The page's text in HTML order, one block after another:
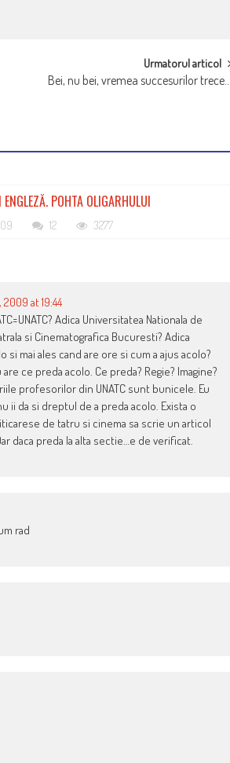
Urmatorul articol
Bei, nu bei, vremea succesurilor
POHTA OLIGARHULUI
12 3277
2009 at 19:44
Adica Universitatea Nationala de
si Cinematografica Bucuresti? Adica
si mai ales cand are ore si cum a ajus acolo?
ce preda acolo. Ce preda? Regie? Imagine?
profesorilor din UNATC sunt bunicele. Eu
ii da si dreptul de a preda acolo. Exista o
de tatru si cinema sa scrie un articol
daca preda la alta sectie…e de verificat.
rad